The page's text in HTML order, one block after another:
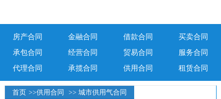
房产合同 金融合同 借款合同
买卖合同
承包合同
经营合同 贸易合同
服务合同
代理合同
承揽合同 供用合同 租赁合同
首页 >>供用合同 >> 城市供用气合同